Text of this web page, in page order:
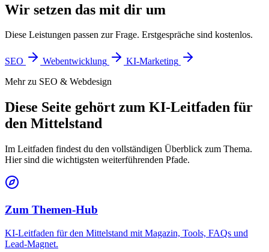
Wir setzen das mit dir um
Diese Leistungen passen zur Frage. Erstgespräche sind kostenlos.
SEO Webentwicklung
KI-Marketing
Mehr zu SEO & Webdesign
Diese Seite gehört zum KI-Leitfaden für
den Mittelstand
Im Leitfaden findest du den vollständigen Überblick zum Thema.
Hier sind die wichtigsten weiterführenden Pfade.
Zum Themen-Hub
KI-Leitfaden für den Mittelstand mit Magazin, Tools, FAQs und
Lead-Magnet.